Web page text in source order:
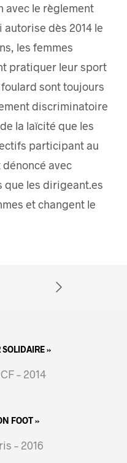
avec le règlement
dès 2014 le
les femmes
pratiquer leur sport
sont toujours
discriminatoire
la laïcité que les
participant au
dénoncé avec
que les dirigeant.es
et changent le
»
– 2014
FOOT »
– 2016